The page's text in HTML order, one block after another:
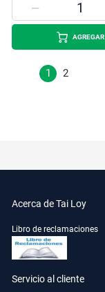
AGREGAR
Página Estás
1 Página
2
Acerca de Tai Loy
Libro de reclamaciones
Servicio al cliente